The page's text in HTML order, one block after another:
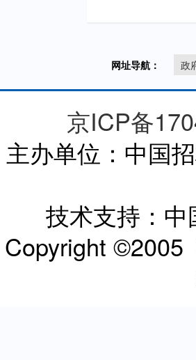
网址导航： 政
京ICP备
主办单位：中国
技术支持：
Copyright ©2005